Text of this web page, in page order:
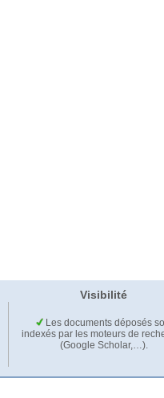
Visibilité
Les documents déposés
indexés par les moteurs de
(Google Scholar,…).